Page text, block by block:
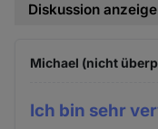
Diskussion
Michael (nicht
Ich bin sehr